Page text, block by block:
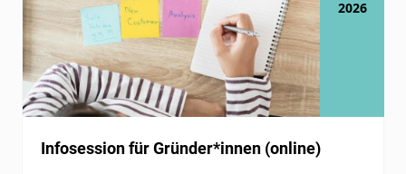
Infosession für Gründer*innen (online)
2026